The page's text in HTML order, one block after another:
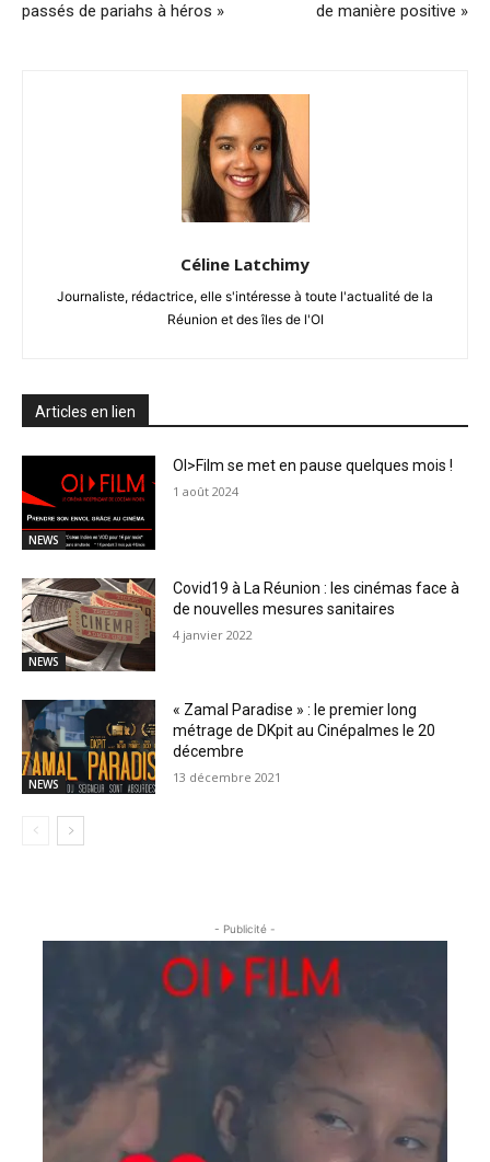
passés de pariahs à héros »
de manière positive »
Céline Latchimy
Journaliste, rédactrice, elle s'intéresse à toute l'actualité de la
Réunion et des îles de l'OI
Articles en lien
NEWS
OI>Film se met en pause quelques mois !
1 août 2024
NEWS
Covid19 à La Réunion : les cinémas face à
de nouvelles mesures sanitaires
4 janvier 2022
NEWS
« Zamal Paradise » : le premier long
métrage de DKpit au Cinépalmes le 20
décembre
13 décembre 2021
- Publicité -